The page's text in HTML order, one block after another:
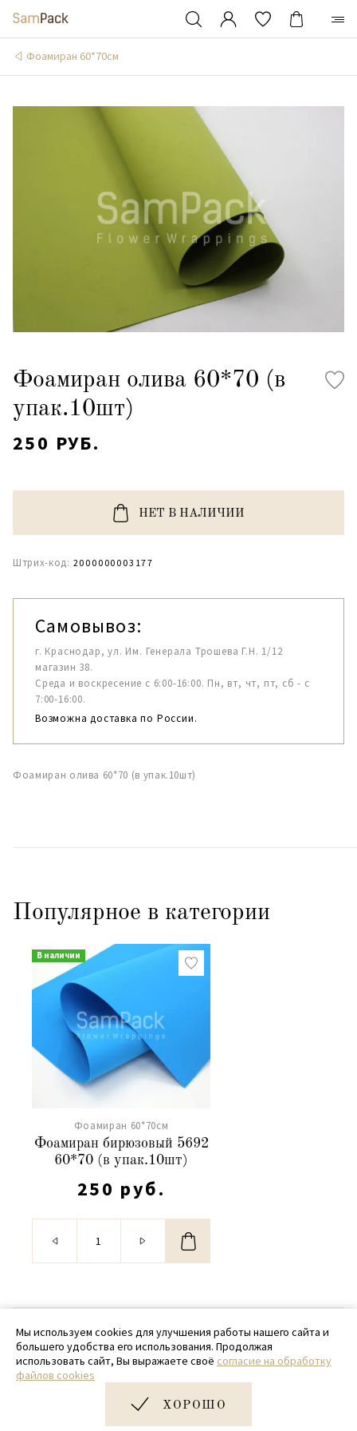
Фоамиран 60*70см
Фоамиран олива 60*70 (в
упак.10шт)
250 РУБ.
НЕТ В НАЛИЧИИ
Штрих-код: 2000000003177
Самовывоз:
г. Краснодар, ул. Им. Генерала Трошева Г.Н. 1/12
магазин 38.
Среда и воскресение с 6:00-16:00. Пн, вт, чт, пт, сб - с
7:00-16:00.
Возможна доставка по России.
Фоамиран олива 60*70 (в упак.10шт)
Популярное в категории
В наличии
Фоамиран 60*70см
Фоамиран бирюзовый 5692
60*70 (в упак.10шт)
250 руб.
© 2020 - 2026 SamPack
+ 7 (918) 699-97-87
zakaz@sampack.store
Дизайн и разработка сайта
Мы используем cookies для улучшения работы нашего сайта и
большего удобства его использования. Продолжая
использовать сайт, Вы выражаете своё согласие на обработку
файлов cookies
ХОРОШО